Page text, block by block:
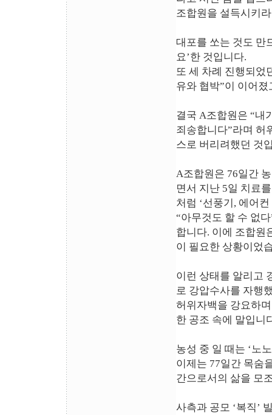
조합원을 설득시키
대포를 쏘는 것도 만
요’한 것입니다.
또 세 차례 진행되었
유와 협박”이 이어
결국 A조합원은 “내
죄송합니다”라며 허
스로 버리려했던 것
A조합원은 76일간
면서 지난 5일 치료
처럼 ‘선풍기, 에어
“아무것도 할 수 없
합니다. 이에 조합원
이 필요한 상황이었
이런 상태를 알리고
로 강압수사를 자행
허위자백을 강요하
한 공조 속에 말입니
농성 중 일 때는 ‘노
이제는 77일간 목숨
간으로서의 삶을 모
사측과 공모 ‘복직’